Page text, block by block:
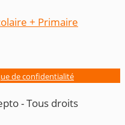
+ Primaire
de confidentialité
- Tous droits